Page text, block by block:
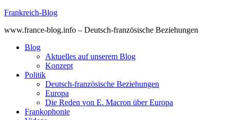
Skip
content
Frankreich-Blog
www.france-blog.info – Deutsch-französische Beziehungen
Blog
Aktuelles auf unserem Blog
Konzept
Politik
Deutsch-französische Beziehungen
Europa
Die Reden von E. Macron über Europa
Frankophonie